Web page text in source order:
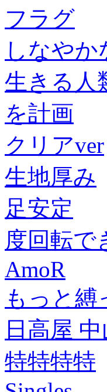
フラグ
しなやか
生きる人
を計画
クリアver
生地厚み
足安定
度回転で
AmoR
もっと縛
日高屋
特特特特